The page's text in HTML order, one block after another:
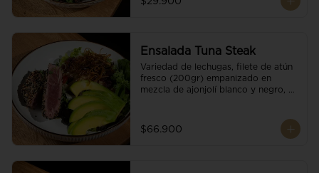
Ensalada Tuna Steak
Variedad de lechugas, filete de atún
fresco (200gr) empanizado en
mezcla de ajonjolí blanco y negro,
parmesano, puerro crocante y
reducción de balsámico.
$66.900